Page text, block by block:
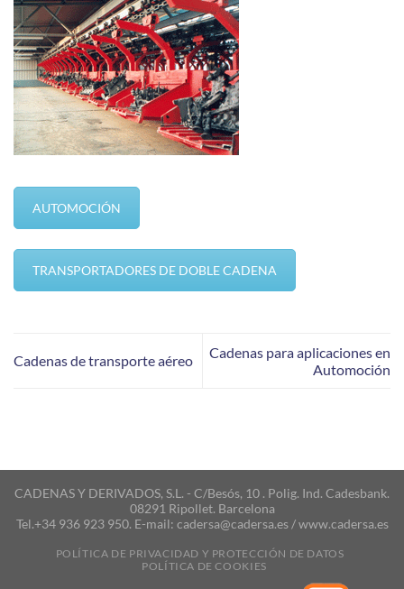
AUTOMOCIÓN
TRANSPORTADORES DE DOBLE CADENA
Cadenas de transporte aéreo
Cadenas para aplicaciones en
Automoción
CADENAS Y DERIVADOS, S.L. - C/Besós, 10 . Polig. Ind. Cadesbank.
08291 Ripollet. Barcelona
Tel.+34 936 923 950. E-mail: cadersa@cadersa.es / www.cadersa.es
POLÍTICA DE PRIVACIDAD Y PROTECCIÓN DE DATOS
POLÍTICA DE COOKIES